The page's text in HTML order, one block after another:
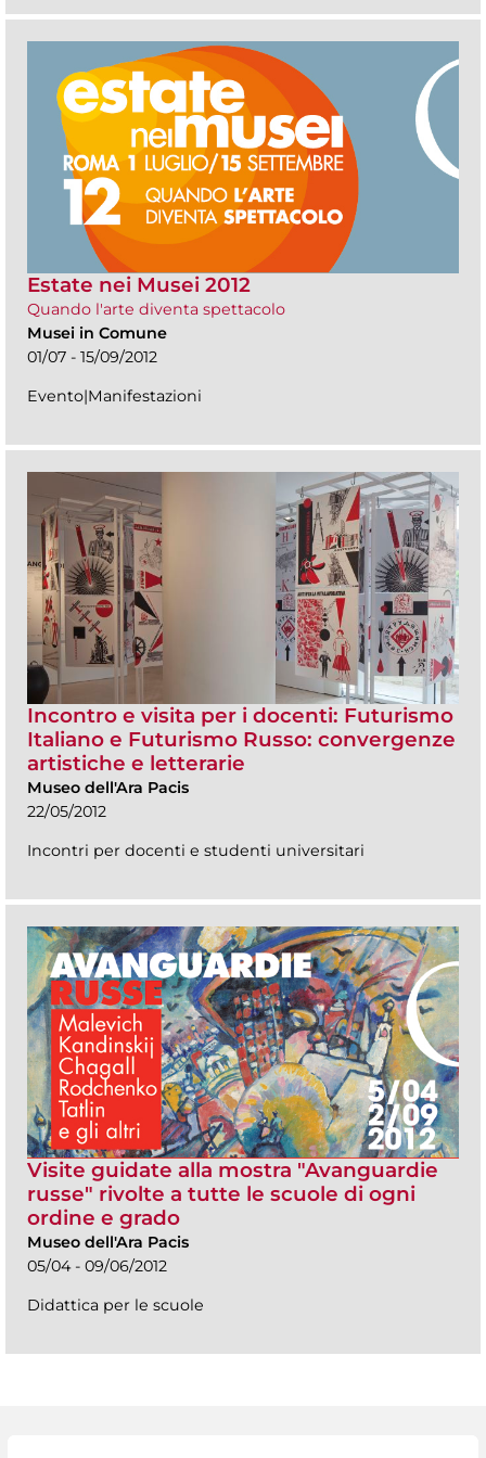
Estate nei Musei 2012
Quando l'arte diventa spettacolo
Musei in Comune
01/07 - 15/09/2012
Evento|Manifestazioni
Incontro e visita per i docenti: Futurismo
Italiano e Futurismo Russo: convergenze
artistiche e letterarie
Museo dell'Ara Pacis
22/05/2012
Incontri per docenti e studenti universitari
Visite guidate alla mostra "Avanguardie
russe" rivolte a tutte le scuole di ogni
ordine e grado
Museo dell'Ara Pacis
05/04 - 09/06/2012
Didattica per le scuole